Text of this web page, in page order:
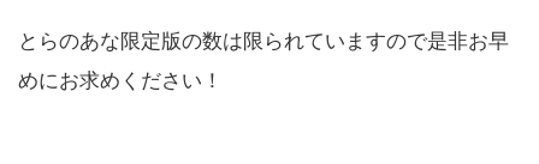
とらのあな限定版の数は限られていますので是非お早
めにお求めください！